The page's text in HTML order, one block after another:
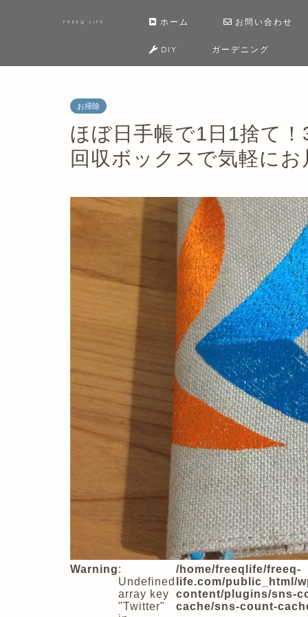
FREEQ LIFE ホーム お問い合わせ
DIY ガーデニング
お掃除
ほぼ日手帳で1日1捨て
回収ボックスで気軽にお
Warning:
Undefined
array key
"Twitter"
/home/freeqlife/freeq-
life.com/public_html/
content/plugins/sns-
cache/sns-count-